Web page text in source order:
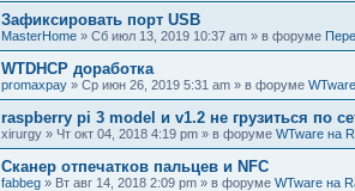
Зафиксировать порт USB
MasterHome » Сб июл 13, 2019 10:37 am » в форуме
WTDHCP доработка
promaxpay » Ср июн 26, 2019 5:31 am » в форуме
raspberry pi 3 model и v1.2 не грузиться по
xirurgy » Чт окт 04, 2018 4:19 pm » в форуме WTware на
Сканер отпечатков пальцев и NFC
fabbeg » Вт авг 14, 2018 2:09 pm » в форуме WTware на